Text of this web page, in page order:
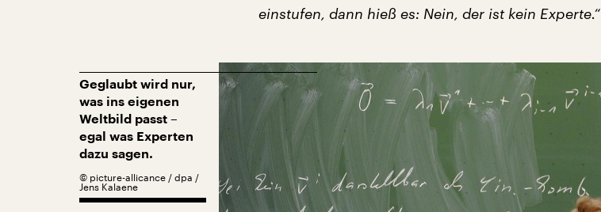
einstufen, dann hieß es: Nein, der ist kein Experte.“
Geglaubt wird nur,
was ins eigenen
Weltbild passt –
egal was Experten
dazu sagen.
© picture-allicance / dpa /
Jens Kalaene